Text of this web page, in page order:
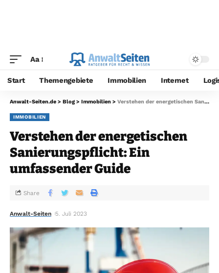
Aa
Start Themengebiete Immobilien Internet
Anwalt-Seiten.de > Blog > Immobilien > Verstehen der energetischen Sanierungspflicht: Ein umfassender Guide
IMMOBILIEN
Verstehen der energetischen
Sanierungspflicht: Ein
umfassender Guide
Anwalt-Seiten 5. Juli 2023
Share